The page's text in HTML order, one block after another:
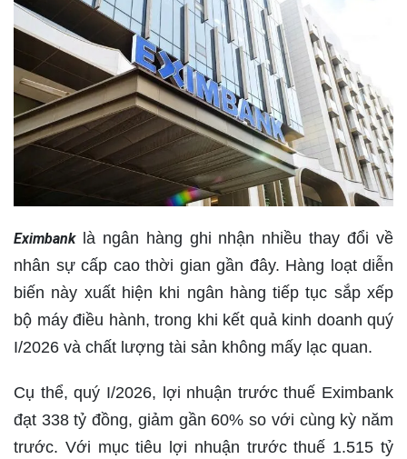
Eximbanklà ngân hàng ghi nhận nhiều thay đổi về
nhân sự cấp cao thời gian gần đây. Hàng loạt diễn
biến này xuất hiện khi ngân hàng tiếp tục sắp xếp
bộ máy điều hành, trong khi kết quả kinh doanh quý
I/2026 và chất lượng tài sản không mấy lạc quan.
Cụ thể, quý I/2026, lợi nhuận trước thuế Eximbank
đạt 338 tỷ đồng, giảm gần 60% so với cùng kỳ năm
trước. Với mục tiêu lợi nhuận trước thuế 1.515 tỷ